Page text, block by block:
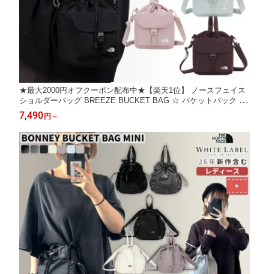
★最大2000円オフクーポン配布中★【楽天1位】 ノースフェイス
ショルダーバッグ BREEZE BUCKET BAG ☆ バケットバック ト
ートバッグ 2WAY ロゴ 巾着 ショルダーバッグ 韓国ファッション
韓国 THE NORTH FACE 【正規品/関税込/送料無料】
7,490 円 ～